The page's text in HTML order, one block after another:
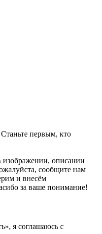
первым, кто
описании
сообщите нам
и внесём
за ваше понимание!
я соглашаюсь с